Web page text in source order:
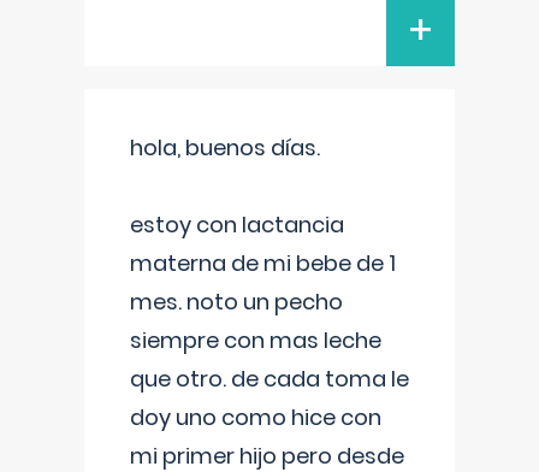
+
hola, buenos días.
estoy con lactancia
materna de mi bebe de 1
mes. noto un pecho
siempre con mas leche
que otro. de cada toma le
doy uno como hice con
mi primer hijo pero desde